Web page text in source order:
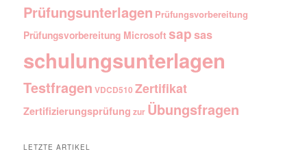
Prüfungsunterlagen Prüfungsvorbereitung
Prüfungsvorbereitung Microsoft sapsas
schulungsunterlagen
Testfragen VDCD510 Zertifikat
Zertifizierungsprüfung zur Übungsfragen
LETZTE ARTIKEL